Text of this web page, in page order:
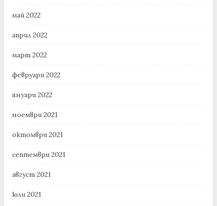
май 2022
април 2022
март 2022
февруари 2022
януари 2022
ноември 2021
октомври 2021
септември 2021
август 2021
юли 2021